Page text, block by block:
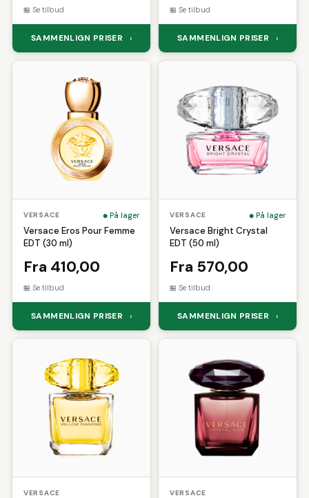
Se tilbud
SAMMENLIGN PRISER ›
Se tilbud
SAMMENLIGN PRISER ›
VERSACE På lager
Versace Eros Pour Femme
EDT (30 ml)
Fra 410,00
Se tilbud
SAMMENLIGN PRISER ›
VERSACE På lager
Versace Bright Crystal
EDT (50 ml)
Fra 570,00
Se tilbud
SAMMENLIGN PRISER ›
VERSACE VERSACE